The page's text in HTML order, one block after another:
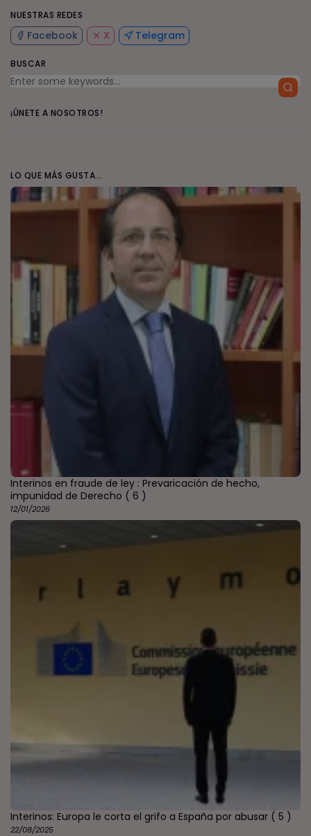
NUESTRAS REDES
Facebook X Telegram
BUSCAR
¡ÚNETE A NOSOTROS!
LO QUE MÁS GUSTA...
Interinos en fraude de ley : Prevaricación de hecho,
impunidad de Derecho ( 6 )
12/01/2026
Interinos: Europa le corta el grifo a España por abusar ( 5 )
22/08/2025